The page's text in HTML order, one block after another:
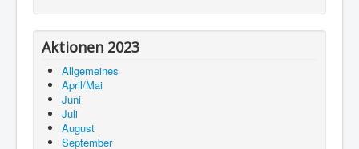
Aktionen 2023
Allgemeines
April/Mai
Juni
Juli
August
September